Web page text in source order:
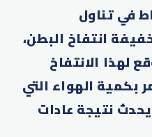
في تناول
انتفاخ البطن،
لهذا الانتفاخ
بكمية الهواء التي
نتيجة عادات